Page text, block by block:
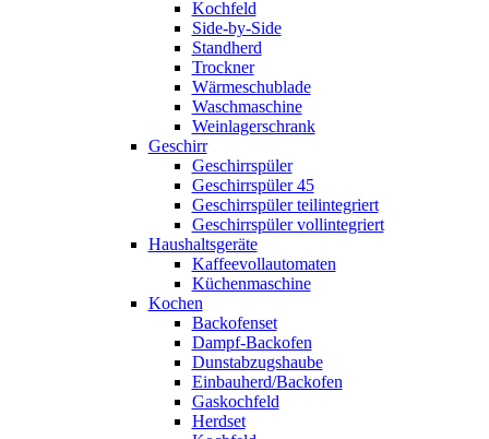
Kochfeld
Side-by-Side
Standherd
Trockner
Wärmeschublade
Waschmaschine
Weinlagerschrank
Geschirr
Geschirrspüler
Geschirrspüler 45
Geschirrspüler teilintegriert
Geschirrspüler vollintegriert
Haushaltsgeräte
Kaffeevollautomaten
Küchenmaschine
Kochen
Backofenset
Dampf-Backofen
Dunstabzugshaube
Einbauherd/Backofen
Gaskochfeld
Herdset